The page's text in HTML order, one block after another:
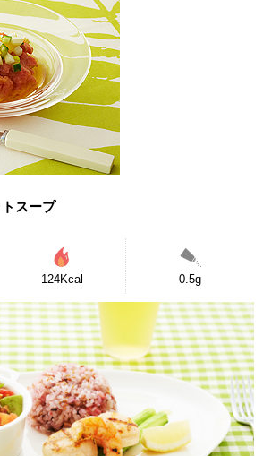
スープ
124Kcal 0.5g